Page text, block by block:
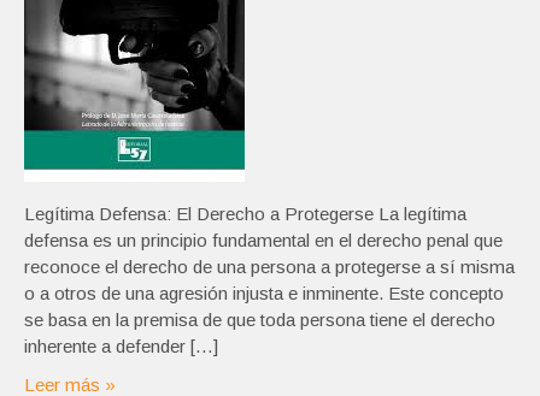
Legítima Defensa: El Derecho a Protegerse La legítima
defensa es un principio fundamental en el derecho penal que
reconoce el derecho de una persona a protegerse a sí misma
o a otros de una agresión injusta e inminente. Este concepto
se basa en la premisa de que toda persona tiene el derecho
inherente a defender […]
Leer más »